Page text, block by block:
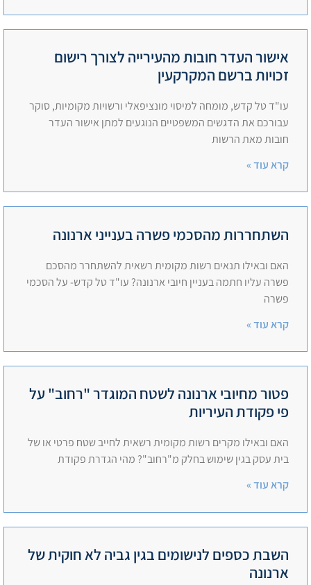
אישור העדר חובות מהעירייה לצורך רישום
זכויות ברשם המקרקעין
עו"ד טל קדש, מומחה למיסוי מונציפאלי ורשויות מקומיות, סוקר
עבורכם את הדגשים המשפטיים הנוגעים למתן אישור העדר
חובות מאת הרשות
קרא עוד »
השתחררות מהסכמי פשרה בענייני ארנונה
האם ובאילו תנאים רשות מקומית רשאית להשתחרר מהסכם
פשרה עליו חתמה בעניין חיובי ארנונה? עו"ד טל קדש- על הסכמי
פשרה
קרא עוד »
פטור מחיובי ארנונה לשטח המוגדר "רחוב" על
פי פקודת העיריות
האם ובאילו מקרים רשות מקומית רשאית לחייב שטח פרטי או של
בית עסק בגין שימוש בחלק מ"רחוב"? מהי הגדרת פקודת
קרא עוד »
השבת כספים לנישומים בגין גביה לא חוקית של
ארנונה